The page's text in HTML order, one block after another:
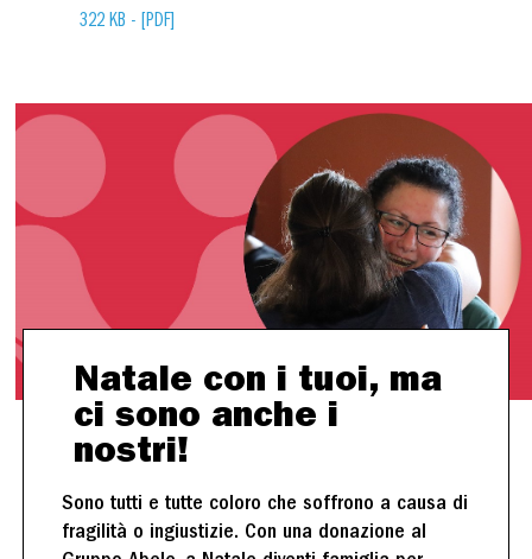
322 KB - [PDF]
Natale con i tuoi, ma
ci sono anche i
nostri!
Sono tutti e tutte coloro che soffrono a causa di
fragilità o ingiustizie. Con una donazione al